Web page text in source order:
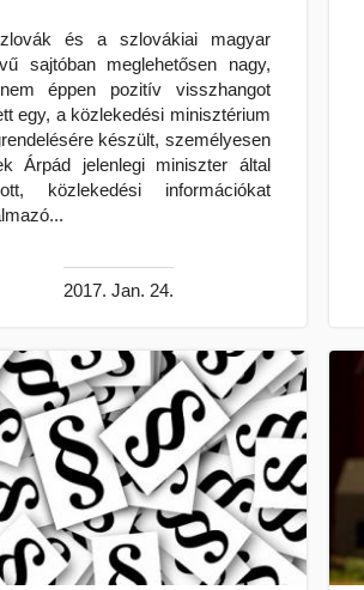
és a szlovákiai magyar
sajtóban meglehetősen nagy,
éppen pozitív visszhangot
egy, a közlekedési minisztérium
készült, személyesen
Árpád jelenlegi miniszter által
közlekedési információkat
2017. Jan. 24.